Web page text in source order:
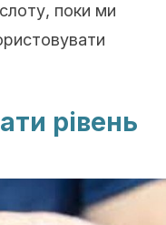
поки ми
рівень